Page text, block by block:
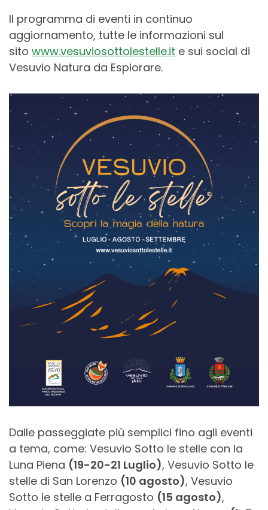
Il programma di eventi in continuo
aggiornamento, tutte le informazioni sul
sito www.vesuviosottolestelle.it e sui social di
Vesuvio Natura da Esplorare.
Dalle passeggiate più semplici fino agli eventi
a tema, come: Vesuvio Sotto le stelle con la
Luna Piena (19-20-21 Luglio), Vesuvio Sotto le
stelle di San Lorenzo (10 agosto), Vesuvio
Sotto le stelle a Ferragosto (15 agosto),